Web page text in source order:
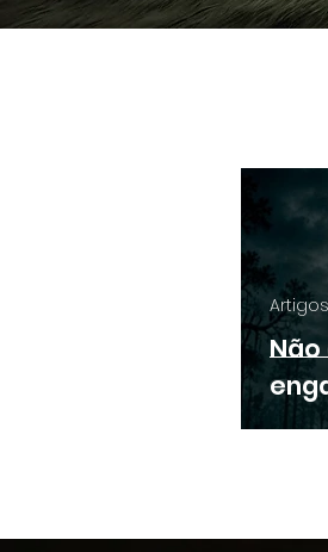
Artigos